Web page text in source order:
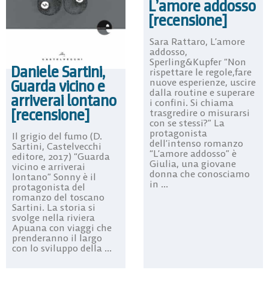
Daniele Sartini,
Guarda vicino e
arriverai lontano
[recensione]
Il grigio del fumo (D.
Sartini, Castelvecchi
editore, 2017) “Guarda
vicino e arriverai
lontano” Sonny è il
protagonista del
romanzo del toscano
Sartini. La storia si
svolge nella riviera
Apuana con viaggi che
prenderanno il largo
con lo sviluppo della ...
L’amore addosso
[recensione]
Sara Rattaro, L’amore
addosso,
Sperling&Kupfer “Non
rispettare le regole,fare
nuove esperienze, uscire
dalla routine e superare
i confini. Si chiama
trasgredire o misurarsi
con se stessi?” La
protagonista
dell’intenso romanzo
“L’amore addosso” è
Giulia, una giovane
donna che conosciamo
in ...